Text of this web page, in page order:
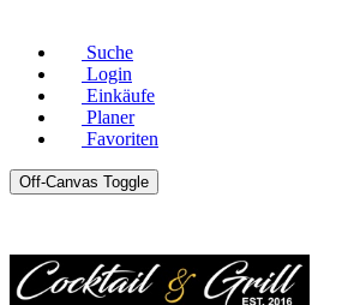
Suche
Login
Einkäufe
Planer
Favoriten
Off-Canvas Toggle